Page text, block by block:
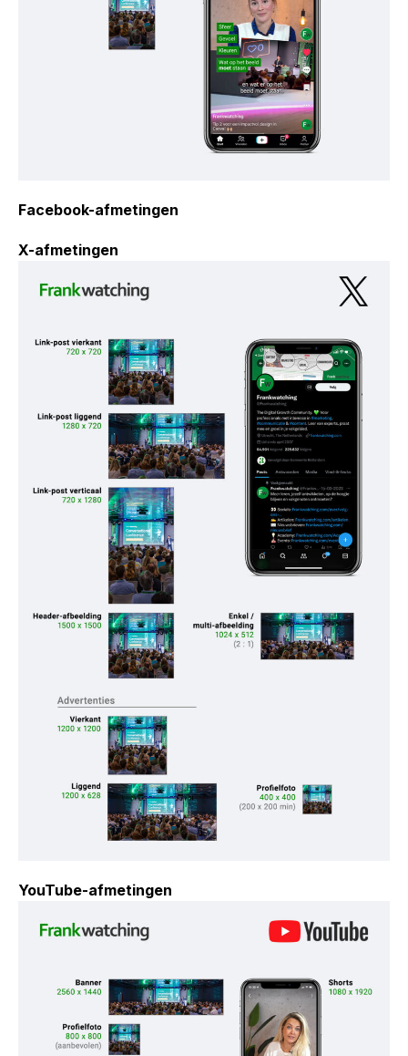
Facebook-afmetingen
X-afmetingen
YouTube-afmetingen